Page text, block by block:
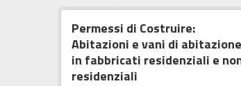
Permessi di Costruire:
Abitazioni e vani di abitazione
in fabbricati residenziali e
residenziali